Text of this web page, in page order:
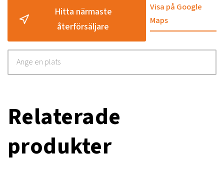
Hitta närmaste
återförsäljare
Visa på Google
Maps
Relaterade
produkter